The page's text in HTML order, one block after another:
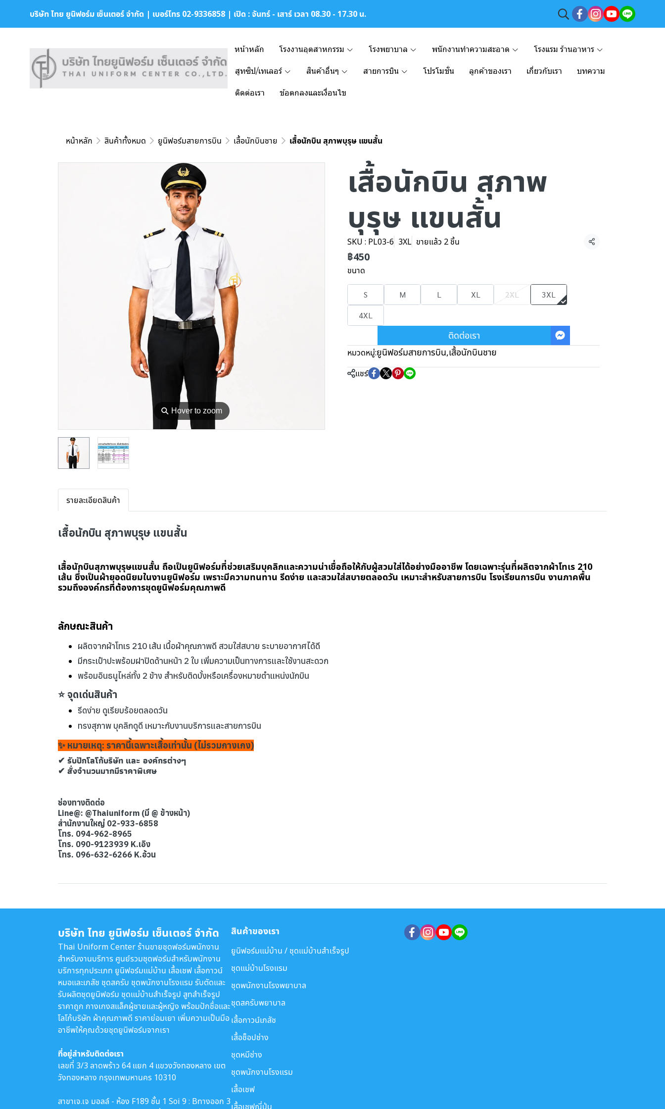
บริษัท ไทย ยูนิฟอร์ม เซ็นเตอร์ จำกัด | เบอร์โทร 02-9336858 | เปิด : จันทร์ - เสาร์ เวลา 08.30 - 17.30 น.
หน้าหลัก โรงงานอุตสาหกรรม โรงพยาบาล พนักงานทำความสะอาด โรงแรม ร้านอาหาร
สูทซิป/เทเลอร์ สินค้าอื่นๆ สายการบิน โปรโมชั่น ลูกค้าของเรา เกี่ยวกับเรา บทความ
ติดต่อเรา ข้อตกลงและเงื่อนไข
หน้าหลัก สินค้าทั้งหมด ยูนิฟอร์มสายการบิน เสื้อนักบินชาย เสื้อนักบิน สุภาพบุรุษ แขนสั้น
⚲ Hover to zoom
เสื้อนักบิน สุภาพ
บุรุษ แขนสั้น
SKU : PL03-6 3XL ขายแล้ว 2 ชิ้น แชร์
฿450
ขนาด
S M L XL 2XL
3XL
4XL
ติดต่อเรา
หมวดหมู่:ยูนิฟอร์มสายการบิน,เสื้อนักบินชาย
แชร์
รายละเอียดสินค้า
เสื้อนักบิน สุภาพบุรุษ แขนสั้น
เสื้อนักบินสุภาพบุรุษแขนสั้น ถือเป็นยูนิฟอร์มที่ช่วยเสริมบุคลิกและความน่าเชื่อถือให้กับผู้สวมใส่ได้อย่างมืออาชีพ โดยเฉพาะรุ่นที่ผลิตจากผ้าโทเร 210
เส้น ซึ่งเป็นผ้ายอดนิยมในงานยูนิฟอร์ม เพราะมีความทนทาน รีดง่าย และสวมใส่สบายตลอดวัน เหมาะสำหรับสายการบิน โรงเรียนการบิน งานภาคพื้น
รวมถึงองค์กรที่ต้องการชุดยูนิฟอร์มคุณภาพดี
ลักษณะสินค้า
ผลิตจากผ้าโทเร 210 เส้น เนื้อผ้าคุณภาพดี สวมใส่สบาย ระบายอากาศได้ดี
มีกระเป๋าปะพร้อมฝาปิดด้านหน้า 2 ใบ เพิ่มความเป็นทางการและใช้งานสะดวก
พร้อมอินธนูไหล่ทั้ง 2 ข้าง สำหรับติดบั้งหรือเครื่องหมายตำแหน่งนักบิน
⭐ จุดเด่นสินค้า
รีดง่าย ดูเรียบร้อยตลอดวัน
ทรงสุภาพ บุคลิกดูดี เหมาะกับงานบริการและสายการบิน
✨ หมายเหตุ: ราคานี้เฉพาะเสื้อเท่านั้น (ไม่รวมกางเกง)
✔ รับปักโลโก้บริษัท และ องค์กรต่างๆ
✔ สั่งจำนวนมากมีราคาพิเศษ
ช่องทางติดต่อ
Line@: @Thaiuniform (มี @ ข้างหน้า)
สำนักงานใหญ่ 02-933-6858
โทร. 094-962-8965
โทร. 090-9123939 K.เอิง
โทร. 096-632-6266 K.อ้วน
บริษัท ไทย ยูนิฟอร์ม เซ็นเตอร์ จำกัด
Thai Uniform Center ร้านขายชุดฟอร์มพนักงาน
สำหรับงานบริการ ศูนย์รวมชุดฟอร์มสำหรับพนักงาน
บริการทุกประเภท ยูนิฟอร์มแม่บ้าน เสื้อเชฟ เสื้อกาวน์
หมอและเภสัช ชุดสครับ ชุดพนักงานโรงแรม รับตัดและ
รับผลิตชุดยูนิฟอร์ม ชุดแม่บ้านสำเร็จรูป สูทสำเร็จรูป
ราคาถูก กางเกงสแล็คผู้ชายและผู้หญิง พร้อมปักชื่อและ
โลโก้บริษัท ผ้าคุณภาพดี ราคาย่อมเยา เพิ่มความเป็นมือ
อาชีพให้คุณด้วยชุดยูนิฟอร์มจากเรา
ที่อยู่สำหรับติดต่อเรา
เลขที่ 3/3 ลาดพร้าว 64 แยก 4 แขวงวังทองหลาง เขต
วังทองหลาง กรุงเทพมหานคร 10310
สาขาเจ.เจ มอลล์ - ห้อง F189 ชั้น 1 Soi 9 : Bทางออก 3
สินค้าของเรา
ยูนิฟอร์มแม่บ้าน / ชุดแม่บ้านสำเร็จรูป
ชุดแม่บ้านโรงแรม
ชุดพนักงานโรงพยาบาล
ชุดสครับพยาบาล
เสื้อกาวน์เภสัช
เสื้อช็อปช่าง
ชุดหมีช่าง
ชุดพนักงานโรงแรม
เสื้อเชฟ
เสื้อเชฟญี่ปุ่น